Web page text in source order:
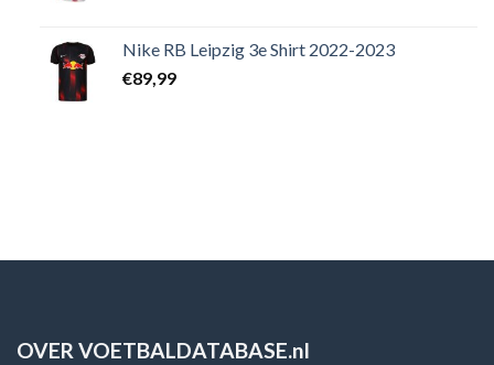
Nike RB Leipzig 3e Shirt 2022-2023
€89,99
OVER VOETBALDATABASE.nl